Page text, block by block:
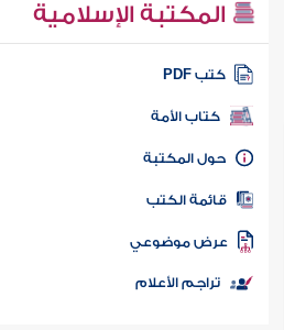
المكتبة الإسلامية
كتب PDF
كتاب الأمة
المكتبة
الكتب
موضوعي